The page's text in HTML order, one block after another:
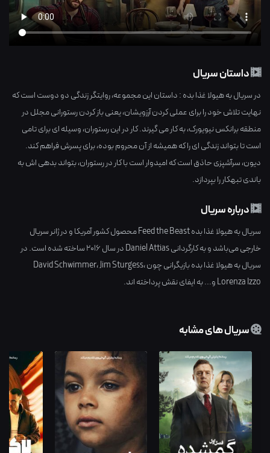
داستان سریال
در سریال به هیولا غذا بده : داستان این مجموعه، روایتگر زندگی دو دوست است که
نهایت تلاش خود را برای عملی کردن آرزویشان، یعنی باز کردن رستورانی مجلل در
منطقه برانکس نیویورک، به کار می گیرند. کار در این رستوران، وسیله ای برای تامی
است تا بتواند زندگی ای را که همیشه از آن محروم بوده، برای پسرش فراهم کند.
دیون، سرآشپزی حاذق است که امیدوار است با کار در رستوران، بتواند بدهی اش به
باندی تبهکار را بپردازد.
درباره سریال
سریال به هیولا غذا بده Feed the Beast محصول کشور آمریکاو در ژانرسریال
خارجیمی‌باشد و به کارگردانیDaniel Attiasدر سال2016ساخته شده است. در
سریال به هیولا غذا بده بازیگرانی چون
David Schwimmer،Jim Sturgess،
Lorenza Izzoو... به ایفای نقش پرداخته اند.
سریال های مشابه